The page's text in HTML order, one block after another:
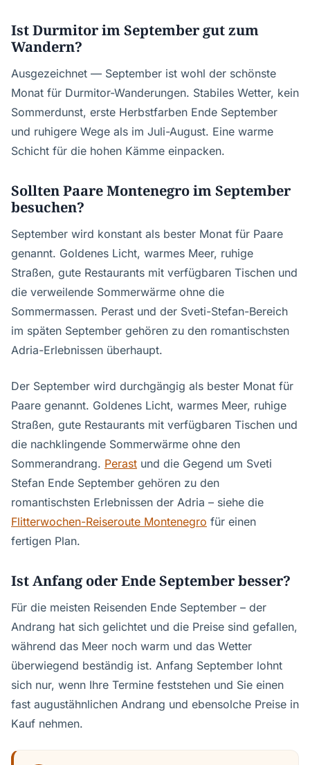
Ist Durmitor im September gut zum
Wandern?
Ausgezeichnet — September ist wohl der schönste
Monat für Durmitor-Wanderungen. Stabiles Wetter, kein
Sommerdunst, erste Herbstfarben Ende September
und ruhigere Wege als im Juli-August. Eine warme
Schicht für die hohen Kämme einpacken.
Sollten Paare Montenegro im September
besuchen?
September wird konstant als bester Monat für Paare
genannt. Goldenes Licht, warmes Meer, ruhige
Straßen, gute Restaurants mit verfügbaren Tischen und
die verweilende Sommerwärme ohne die
Sommermassen. Perast und der Sveti-Stefan-Bereich
im späten September gehören zu den romantischsten
Adria-Erlebnissen überhaupt.
Der September wird durchgängig als bester Monat für
Paare genannt. Goldenes Licht, warmes Meer, ruhige
Straßen, gute Restaurants mit verfügbaren Tischen und
die nachklingende Sommerwärme ohne den
Sommerandrang. Perast und die Gegend um Sveti
Stefan Ende September gehören zu den
romantischsten Erlebnissen der Adria – siehe die
Flitterwochen-Reiseroute Montenegro für einen
fertigen Plan.
Ist Anfang oder Ende September besser?
Für die meisten Reisenden Ende September – der
Andrang hat sich gelichtet und die Preise sind gefallen,
während das Meer noch warm und das Wetter
überwiegend beständig ist. Anfang September lohnt
sich nur, wenn Ihre Termine feststehen und Sie einen
fast augustähnlichen Andrang und ebensolche Preise in
Kauf nehmen.